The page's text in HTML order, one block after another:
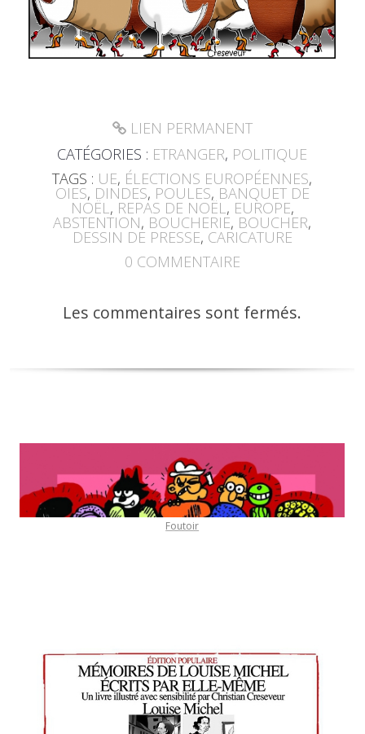
LIEN PERMANENT
CATÉGORIES : ETRANGER, POLITIQUE
TAGS : UE, ÉLECTIONS EUROPÉENNES,
OIES, DINDES, POULES, BANQUET DE
NOËL , REPAS DE NOËL , EUROPE,
ABSTENTION, BOUCHERIE, BOUCHER,
DESSIN DE PRESSE, CARICATURE
0 COMMENTAIRE
Les commentaires sont fermés.
Foutoir